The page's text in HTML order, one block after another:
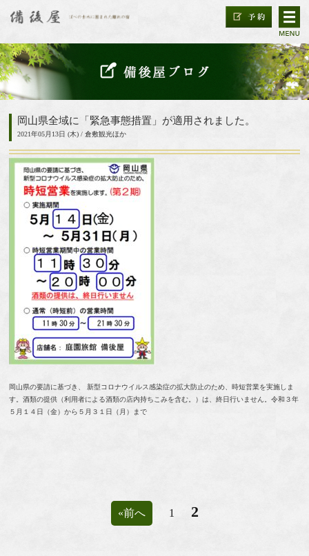
岡山県全域に「緊急事態措置」が適用されました。
2021年05月13日 (木) / 倉敷観光ほか
岡山県の要請に基づき、 新型コロナウイルス感染症の拡大防止のため、時短営業を実施しま
す。酒類の提供（利用者による酒類の店内持ちこみを含む。）は、終日行いません。令和３年
５月１４日（金）から５月３１日（月）まで
«前へ 1 2